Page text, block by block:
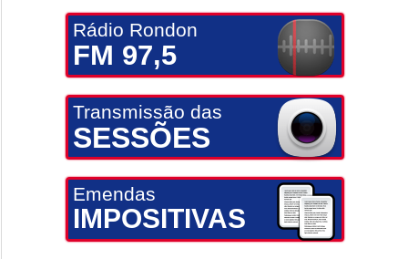
Rádio Rondon
FM 97,5
Transmissão das
SESSÕES
Emendas
IMPOSITIVAS